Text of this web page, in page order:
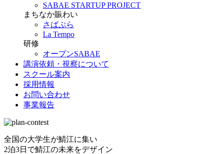
SABAE STARTUP PROJECT
まちなか賑わい
さばぷら
La Tempo
研修
オープンSABAE
講演依頼・視察について
スクール案内
採用情報
お問い合わせ
事業報告
全国の大学生が鯖江に集い
2泊3日で鯖江の未来をデザイン